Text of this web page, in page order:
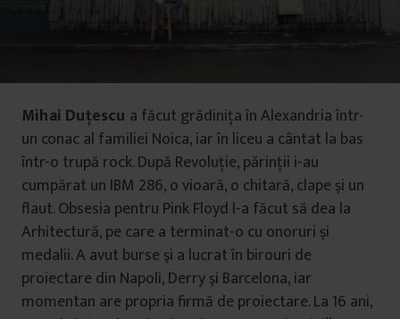
Mihai Duţescu a făcut grădiniţa în Alexandria într-
un conac al familiei Noica, iar în liceu a cântat la bas
într-o trupă rock. După Revoluţie, părinţii i-au
cumpărat un IBM 286, o vioară, o chitară, clape şi un
flaut. Obsesia pentru Pink Floyd l-a făcut să dea la
Arhitectură, pe care a terminat-o cu onoruri şi
medalii. A avut burse şi a lucrat în birouri de
proiectare din Napoli, Derry şi Barcelona, iar
momentan are propria firmă de proiectare. La 16 ani,